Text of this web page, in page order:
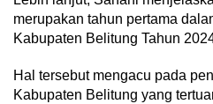
merupakan tahun pertama
Kabupaten Belitung Tahun
Hal tersebut mengacu pada
Kabupaten Belitung yang